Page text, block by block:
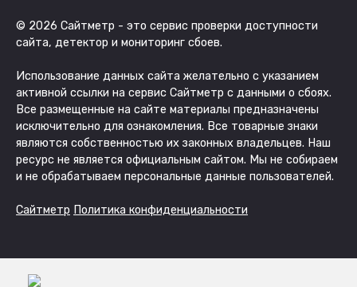
© 2026 Сайтметр - это сервис проверки доступности
сайта, детектор и мониторинг сбоев.
Использование данных сайта желательно с указанием
активной ссылки на сервис Сайтметр с данными о сбоях.
Все размещенные на сайте материалы предназначены
исключительно для ознакомления. Все товарные знаки
являются собственностью их законных владельцев. Наш
ресурс не является официальным сайтом. Мы не собираем
и не обрабатываем персональные данные пользователей.
Сайтметр Политика конфиденциальности